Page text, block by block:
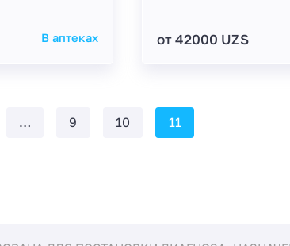
В аптеках от 42000 UZS
… 9 10 11